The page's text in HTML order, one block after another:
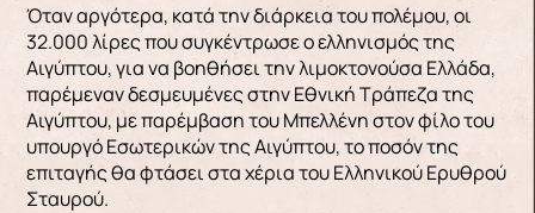
Όταν αργότερα, κατά την διάρκεια του πολέμου, οι
32.000 λίρες που συγκέντρωσε ο ελληνισμός της
Αιγύπτου, για να βοηθήσει την λιμοκτονούσα Ελλάδα,
παρέμεναν δεσμευμένες στην Εθνική Τράπεζα της
Αιγύπτου, με παρέμβαση του Μπελλένη στον φίλο του
υπουργό Εσωτερικών της Αιγύπτου, το ποσόν της
επιταγής θα φτάσει στα χέρια του Ελληνικού Ερυθρού
Σταυρού.